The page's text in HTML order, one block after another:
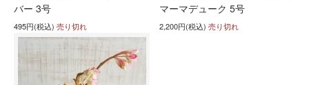
バー 3号
495円(税込) 売り切れ
マーマデューク 5号
2,200円(税込) 売り切れ